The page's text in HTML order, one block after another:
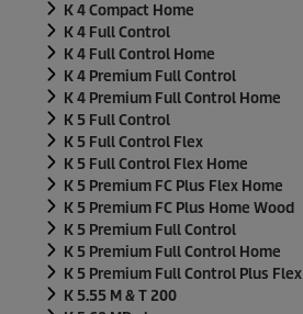
K 4 Compact Home
K 4 Full Control
K 4 Full Control Home
K 4 Premium Full Control
K 4 Premium Full Control Home
K 5 Full Control
K 5 Full Control Flex
K 5 Full Control Flex Home
K 5 Premium FC Plus Flex Home
K 5 Premium FC Plus Home Wood
K 5 Premium Full Control
K 5 Premium Full Control Home
K 5 Premium Full Control Plus Flex
K 5.55 M & T 200